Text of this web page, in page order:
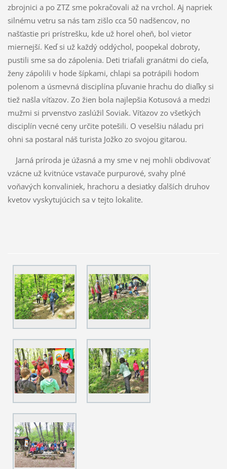
zbrojnici a po ZTZ sme pokračovali až na vrchol. Aj napriek
silnému vetru sa nás tam zišlo cca 50 nadšencov, no
našťastie pri prístrešku, kde už horel oheň, bol vietor
miernejší. Keď si už každý oddýchol, poopekal dobroty,
pustili sme sa do zápolenia. Deti triafali granátmi do cieľa,
ženy zápolili v hode šípkami, chlapi sa potrápili hodom
polenom a úsmevná disciplína pľuvanie hrachu do diaľky si
tiež našla víťazov. Zo žien bola najlepšia Kotusová a medzi
mužmi si prvenstvo zaslúžil Soviak. Víťazov zo všetkých
disciplín vecné ceny určite potešili. O veselšiu náladu pri
ohni sa postaral náš turista Jožko zo svojou gitarou.
Jarná príroda je úžasná a my sme v nej mohli obdivovať
vzácne už kvitnúce vstavače purpurové, svahy plné
voňavých konvaliniek, hrachoru a desiatky ďalších druhov
kvetov vyskytujúcich sa v tejto lokalite.